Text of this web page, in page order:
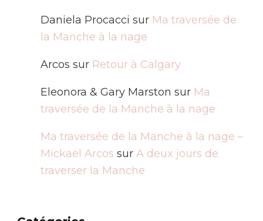
Daniela Procacci sur Ma traversée de
la Manche à la nage
Arcos sur Retour à Calgary
Eleonora & Gary Marston sur Ma
traversée de la Manche à la nage
Ma traversée de la Manche à la nage –
Mickaël Arcos sur A deux jours de
traverser la Manche